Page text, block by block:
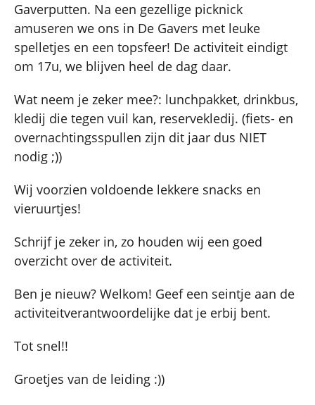
Gaverputten. Na een gezellige picknick
amuseren we ons in De Gavers met leuke
spelletjes en een topsfeer! De activiteit eindigt
om 17u, we blijven heel de dag daar.
Wat neem je zeker mee?: lunchpakket, drinkbus,
kledij die tegen vuil kan, reservekledij. (fiets- en
overnachtingsspullen zijn dit jaar dus NIET
nodig ;))
Wij voorzien voldoende lekkere snacks en
vieruurtjes!
Schrijf je zeker in, zo houden wij een goed
overzicht over de activiteit.
Ben je nieuw? Welkom! Geef een seintje aan de
activiteitverantwoordelijke dat je erbij bent.
Tot snel!!
Groetjes van de leiding :))